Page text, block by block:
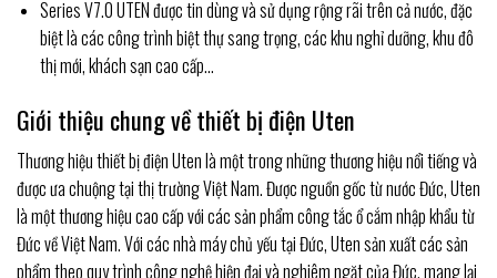
Series V7.0 UTEN được tin dùng và sử dụng rộng rãi trên cả nước, đặc
biệt là các công trình biệt thự sang trọng, các khu nghỉ dưỡng, khu đô
thị mới, khách sạn cao cấp…
Giới thiệu chung về thiết bị điện Uten
Thương hiệu thiết bị điện Uten là một trong những thương hiệu nổi tiếng và
được ưa chuộng tại thị trường Việt Nam. Được nguồn gốc từ nước Đức, Uten
là một thương hiệu cao cấp với các sản phẩm công tắc ổ cắm nhập khẩu từ
Đức về Việt Nam. Với các nhà máy chủ yếu tại Đức, Uten sản xuất các sản
phẩm theo quy trình công nghệ hiện đại và nghiêm ngặt của Đức, mang lại